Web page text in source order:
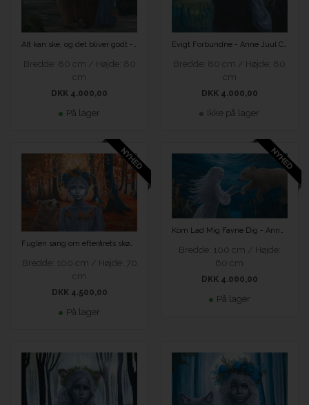
Alt kan ske, og det bliver godt - Anne Juul Christophersen
Bredde: 80 cm / Højde: 80
cm
DKK 4.000,00
På lager
Evigt Forbundne - Anne Juul Christophersen
Bredde: 80 cm / Højde: 80
cm
DKK 4.000,00
Ikke på lager
Fuglen sang om efterårets skønhed - Anne Juul Christophersen
Bredde: 100 cm / Højde: 70
cm
DKK 4.500,00
På lager
Kom Lad Mig Favne Dig - Anne Juul Christophersen
Bredde: 100 cm / Højde:
60 cm
DKK 4.000,00
På lager